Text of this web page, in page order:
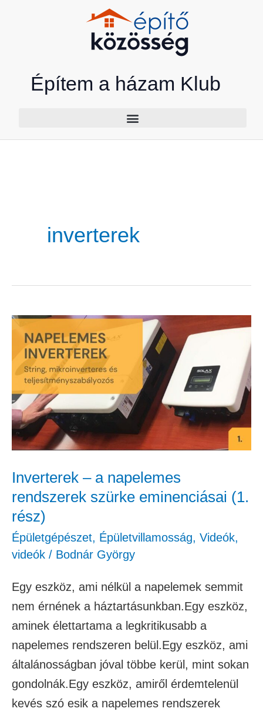
Építem a házam Klub
inverterek
Inverterek – a napelemes
rendszerek szürke eminenciásai (1.
rész)
Épületgépészet, Épületvillamosság, Videók,
videók / Bodnár György
Egy eszköz, ami nélkül a napelemek semmit
nem érnének a háztartásunkban.Egy eszköz,
aminek élettartama a legkritikusabb a
napelemes rendszeren belül.Egy eszköz, ami
általánosságban jóval többe kerül, mint sokan
gondolnák.Egy eszköz, amiről érdemtelenül
kevés szó esik a napelemes rendszerek
Inverterek
a
napelemes
rendszerek
szürke
eminenciásai
rész)